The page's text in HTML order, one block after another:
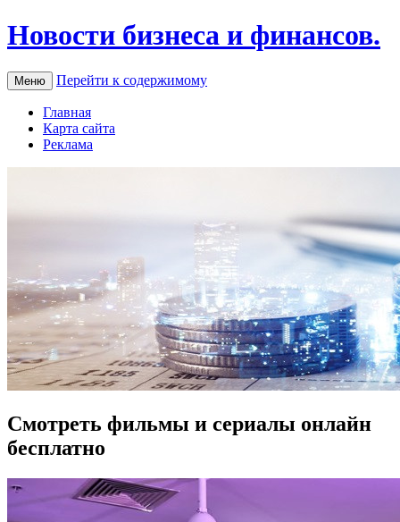
Новости бизнеса и финансов.
Меню Перейти к содержимому
Главная
Карта сайта
Реклама
Смотреть фильмы и сериалы онлайн
бесплатно